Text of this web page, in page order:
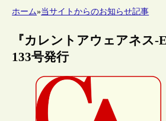
ホーム»当サイトからのお知らせ記事
『カレントアウェアネス-E
133号発行